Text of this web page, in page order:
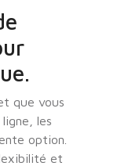
que vous
les
option.
et